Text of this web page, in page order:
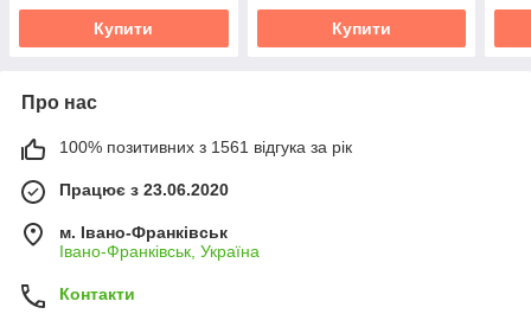
Купити Купити
Про нас
100% позитивних з 1561 відгука за рік
Працює з 23.06.2020
м. Івано-Франківськ
Івано-Франківськ, Україна
Контакти